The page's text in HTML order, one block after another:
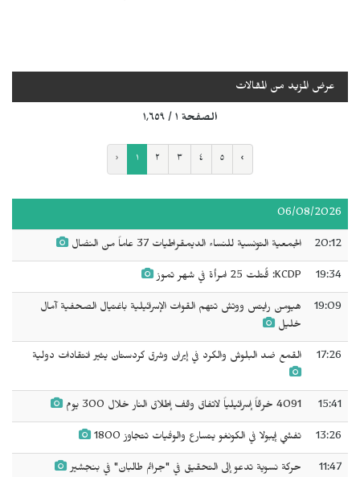
عرض المزيد من المقالات
الصفحة ١ / ١٬٦٥٩
‹ ١ ٢ ٣ ٤ ٥ ›
06/08/2026
20:12 الجمعية التونسية للنساء الديمقراطيات 37 عاماً من النضال
19:34 KCDP: قُتلت 25 امرأة في شهر تموز
19:09
هيومن رايتس ووتش تتهم القوات الإسرائيلية باغتيال الصحفية آمال
خليل
17:26 القمع ضد البلوش والكرد في إيران وشرق كردستان يثير انتقادات دولية
15:41 4091 خرقاً إسرائيلياً لاتفاق وقف إطلاق النار خلال 300 يوم
13:26 تفشي إيبولا في الكونغو يتسارع والوفيات تتجاوز 1800
11:47 حركة نسوية تدعو إلى التحقيق في "جرائم طالبان" في بنجشير